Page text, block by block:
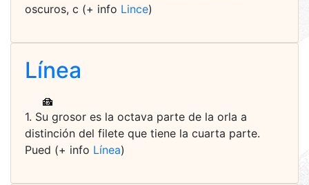
oscuros, c (+ info Lince)
Línea
1. Su grosor es la octava parte de la orla a
distinción del filete que tiene la cuarta parte.
Pued (+ info Línea)